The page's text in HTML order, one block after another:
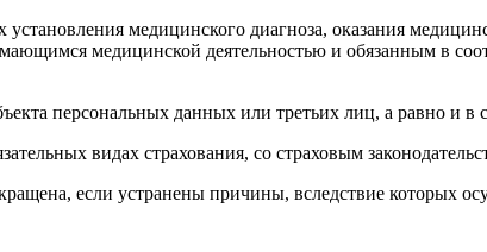
медицинского диагноза, оказания
медицинской деятельностью и обязанным в
персональных данных или третьих лиц, а равно и в
видах страхования, со страховым
если устранены причины, вследствие которых